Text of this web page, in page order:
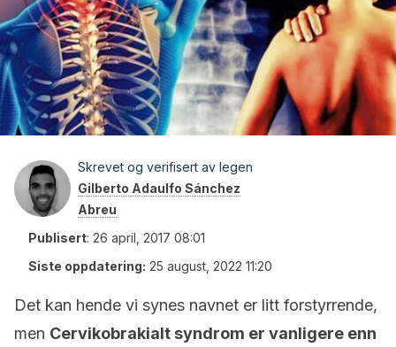
Skrevet og verifisert av legen
Gilberto Adaulfo Sánchez
Abreu
Publisert: 26 april, 2017 08:01
Siste oppdatering: 25 august, 2022 11:20
Det kan hende vi synes navnet er litt forstyrrende,
men Cervikobrakialt syndrom er vanligere enn